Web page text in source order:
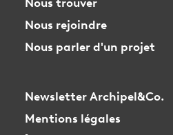
Nous trouver
Nous rejoindre
Nous parler d'un projet
Newsletter Archipel&Co.
Mentions légales